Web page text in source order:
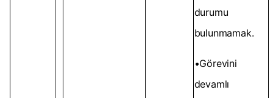
durumu
bulunmamak.
•Görevini
devamlı